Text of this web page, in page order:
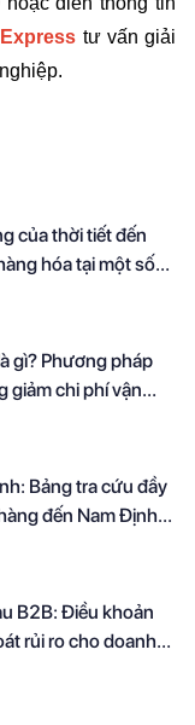
tư vấn giải
của thời tiết đến
hóa tại một số
gì? Phương pháp
giảm chi phí vận
Bảng tra cứu đầy
đến Nam Định
B2B: Điều khoản
rủi ro cho doanh